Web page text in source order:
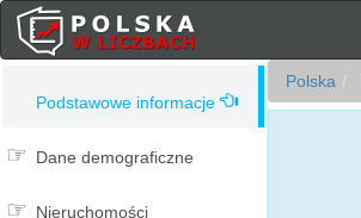
Podstawowe informacje
Dane demograficzne
Nieruchomości
Polska